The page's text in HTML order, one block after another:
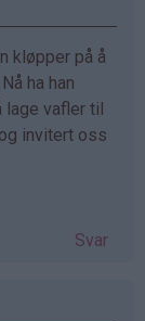
kløpper på å
ha han
lage vafler til
invitert oss
Svar